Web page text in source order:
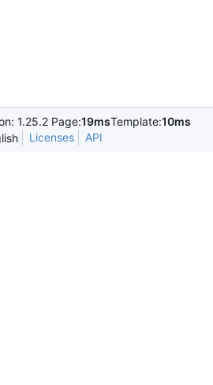
1.25.2 Page:19msTemplate:10ms
Licenses API